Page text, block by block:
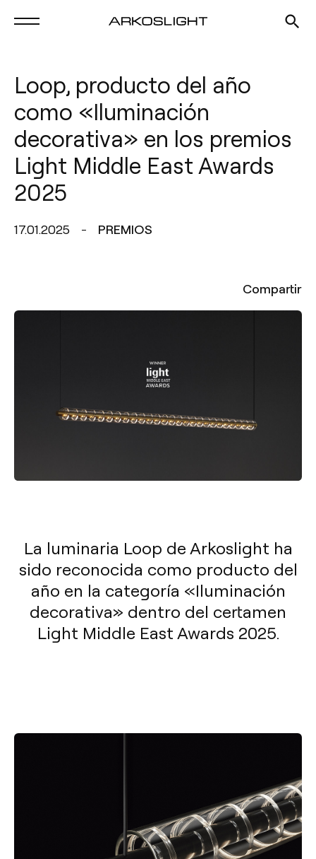
Loop, producto del año
como «Iluminación
decorativa» en los premios
Light Middle East Awards
2025
17.01.2025 PREMIOS
Compartir
La luminaria Loop de Arkoslight ha
sido reconocida como producto del
año en la categoría «Iluminación
decorativa» dentro del certamen
Light Middle East Awards 2025.